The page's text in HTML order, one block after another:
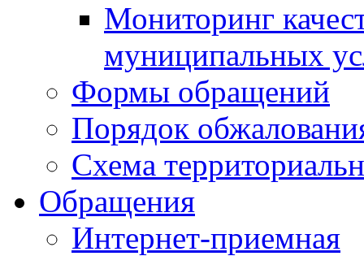
Мониторинг
муниципальных
Формы обращений
Порядок
Схема
Обращения
Интернет-приемная